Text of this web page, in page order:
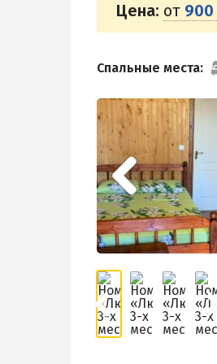
Цена: от 900
Спальные места: